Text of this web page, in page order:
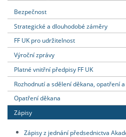
Bezpečnost
Strategické a dlouhodobé záměry
FF UK pro udržitelnost
Výroční zprávy
Platné vnitřní předpisy FF UK
Rozhodnutí a sdělení děkana, opatření
Opatření děkana
Zápisy
Zápisy z jednání předsednictva